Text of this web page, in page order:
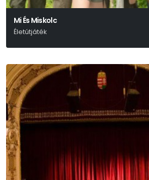
Mi És Miskolc
Életútjáték